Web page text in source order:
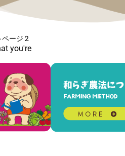
ページ 2
you're